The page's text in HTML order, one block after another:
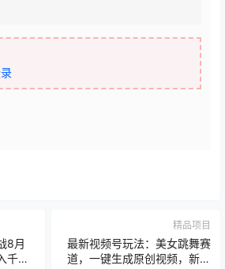
8月
千万
精品项目
最新视频号玩法：美女跳舞赛
道，一键生成原创视频，新手